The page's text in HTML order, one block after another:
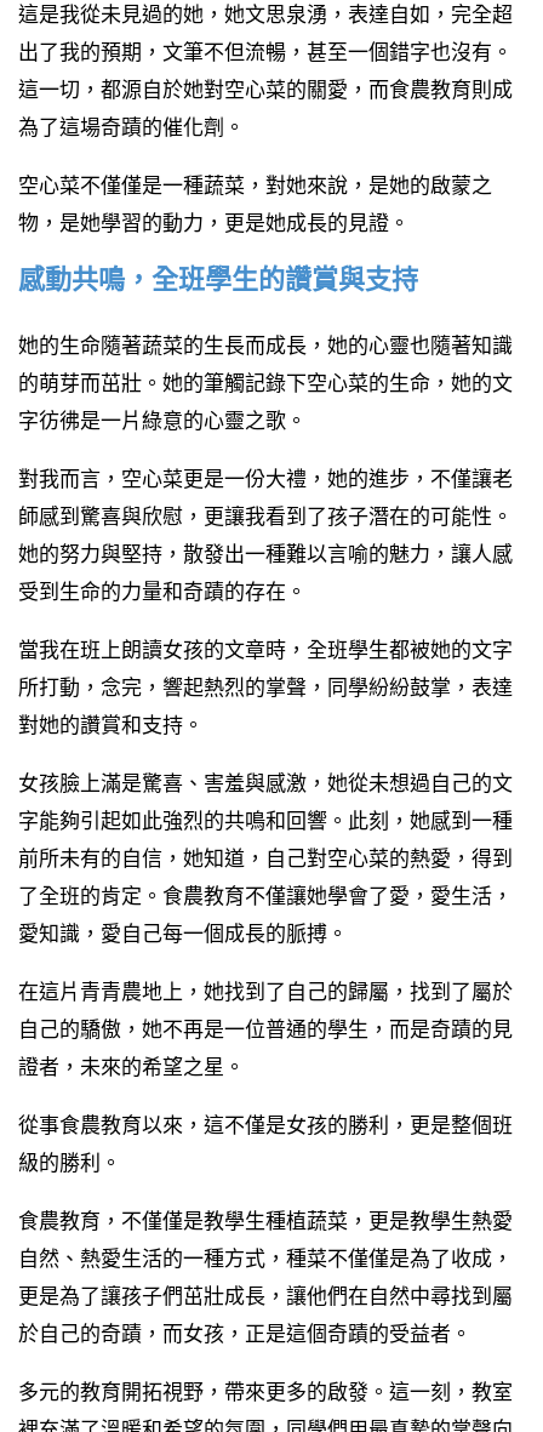
這是我從未見過的她，她文思泉湧，表達自如，完全超
出了我的預期，文筆不但流暢，甚至一個錯字也沒有。
這一切，都源自於她對空心菜的關愛，而食農教育則成
為了這場奇蹟的催化劑。
空心菜不僅僅是一種蔬菜，對她來說，是她的啟蒙之
物，是她學習的動力，更是她成長的見證。
感動共鳴，全班學生的讚賞與支持
她的生命隨著蔬菜的生長而成長，她的心靈也隨著知識
的萌芽而茁壯。她的筆觸記錄下空心菜的生命，她的文
字彷彿是一片綠意的心靈之歌。
對我而言，空心菜更是一份大禮，她的進步，不僅讓老
師感到驚喜與欣慰，更讓我看到了孩子潛在的可能性。
她的努力與堅持，散發出一種難以言喻的魅力，讓人感
受到生命的力量和奇蹟的存在。
當我在班上朗讀女孩的文章時，全班學生都被她的文字
所打動，念完，響起熱烈的掌聲，同學紛紛鼓掌，表達
對她的讚賞和支持。
女孩臉上滿是驚喜、害羞與感激，她從未想過自己的文
字能夠引起如此強烈的共鳴和回響。此刻，她感到一種
前所未有的自信，她知道，自己對空心菜的熱愛，得到
了全班的肯定。食農教育不僅讓她學會了愛，愛生活，
愛知識，愛自己每一個成長的脈搏。
在這片青青農地上，她找到了自己的歸屬，找到了屬於
自己的驕傲，她不再是一位普通的學生，而是奇蹟的見
證者，未來的希望之星。
從事食農教育以來，這不僅是女孩的勝利，更是整個班
級的勝利。
食農教育，不僅僅是教學生種植蔬菜，更是教學生熱愛
自然、熱愛生活的一種方式，種菜不僅僅是為了收成，
更是為了讓孩子們茁壯成長，讓他們在自然中尋找到屬
於自己的奇蹟，而女孩，正是這個奇蹟的受益者。
多元的教育開拓視野，帶來更多的啟發。這一刻，教室